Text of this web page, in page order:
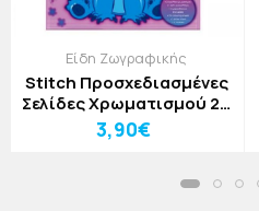
Είδη Ζωγραφικής
Stitch Προσχεδιασμένες
Σελίδες Χρωματισμού 24
Φύλλα Αυτοκόλλητα + 6
Μαρκαδόροι
3,90€